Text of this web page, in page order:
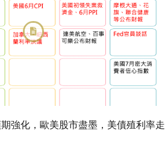
期強化，歐美股市盡墨，美債殖利率走